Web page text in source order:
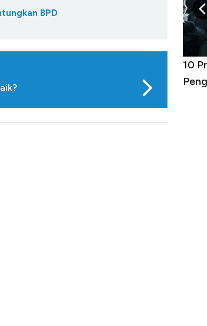
BPD
yang Cuannya Paling Menyala?
10